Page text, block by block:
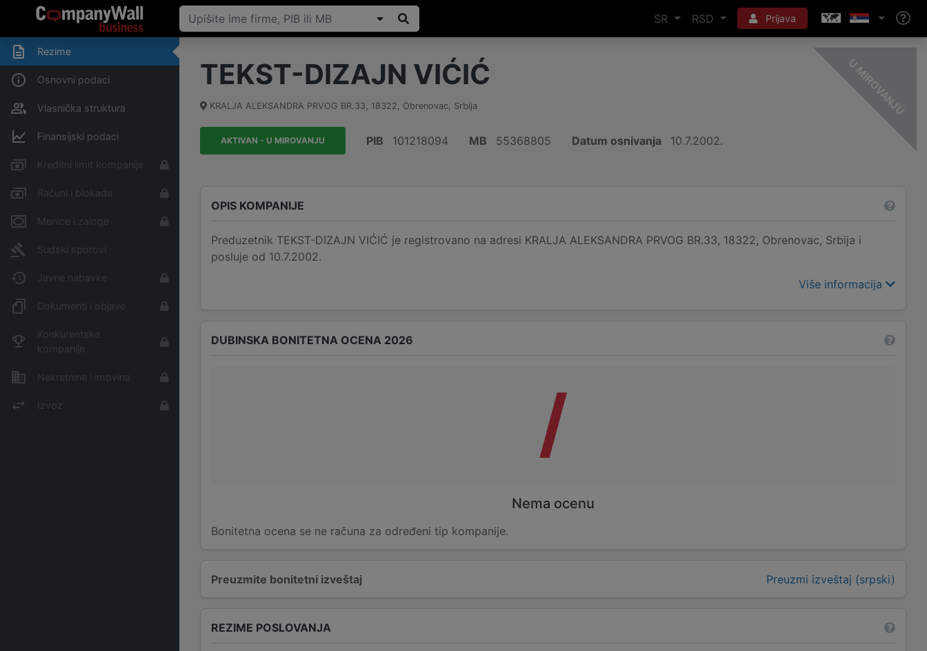
SR RSD Prijava
Rezime
Osnovni podaci
Vlasnička struktura
Finansijski podaci
Kreditni limit kompanije
Računi i blokade
Menice i zaloge
Sudski sporovi
Javne nabavke
Dokumenti i objave
Konkurentske
kompanije
Nekretnine i imovina
Izvoz
TEKST-DIZAJN VIĆIĆ
KRALJA ALEKSANDRA PRVOG BR.33, 18322, Obrenovac, Srbija -
U
AKTIVAN - U MIROVANJU PIB 101218094 MB 55368805 Datum osnivanja 10.7.2002.
OPIS KOMPANIJE
Preduzetnik TEKST-DIZAJN VIĆIĆ je registrovano na adresi KRALJA ALEKSANDRA PRVOG BR.33, 18322, Obrenovac, Srbija i
posluje od 10.7.2002.
Više informacija
Preuzmite bonitetni izveštaj Preuzmi izveštaj (srpski)
DUBINSKA BONITETNA OCENA 2026
/
Nema ocenu
Bonitetna ocena se ne računa za određeni tip kompanije.
REZIME POSLOVANJA